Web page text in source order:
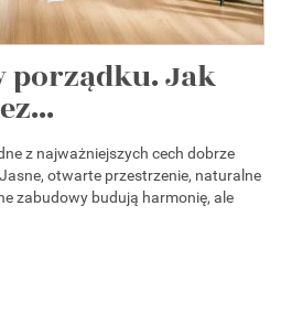
Jak
z najważniejszych cech dobrze
otwarte przestrzenie, naturalne
zabudowy budują harmonię, ale